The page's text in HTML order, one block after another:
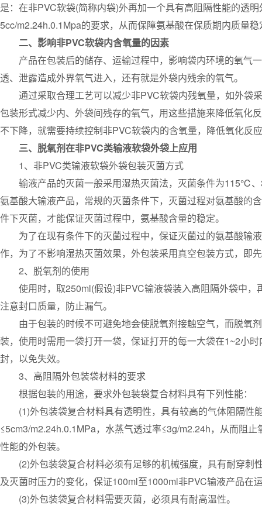
是：在非PVC软袋(简称内袋)外再加一个具有高阻隔性能的透
5cc/m2.24h.0.1Mpa的要求，从而保障氨基酸在保质期内质量稳
二、影响非PVC软袋内含氧量的因素
产品在包装后的储存、运输过程中，影响袋内环境的氧气
透、泄露造成外界氧气进入，还有就是外袋内残余的氧气。
通过采取合理工艺可以减少非PVC软袋内残氧量，如外袋
包装形式减少内、外袋间残存的氧气，用这些措施来降低氧化
不下降，就需要持续控制非PVC软袋内的含氧量，降低氧化反
三、脱氧剂在非PVC类输液软袋外袋上应用
1、非PVC类输液软袋外袋包装灭菌方式
输液产品的灭菌一般采用湿热灭菌法，灭菌条件为115℃
氨基酸大输液产品，常规的灭菌条件下，灭菌过程对氨基酸的
件下灭菌，才能保证灭菌过程中，氨基酸含量的稳定。
为了在现有条件下的灭菌过程中，保证灭菌过的氨基酸输
作，为了不影响湿热灭菌效果，外包装采用真空包装方式，即
2、脱氧剂的使用
使用时，取250ml(假设)非PVC输液袋装入高阻隔外袋中，
注意封口质量，防止漏气。
由于包装的时候不可避免地会使脱氧剂接触空气，而脱氧
装，使用时需用一袋打开一袋，保证打开的每一大袋在1~2小
封，以免失效。
3、高阻隔外包装袋材料的要求
根据包装的用途，要求外包装袋复合材料具有下列性能：
(1)外包装袋复合材料具有透明性，具有较高的气体阻隔性
≤5cm3/m2.24h.0.1MPa，水蒸气透过率≤3g/m2.24h，从而阻
性能的外包装。
(2)外包装袋复合材料必须有足够的机械强度，具有耐穿刺
及灭菌时压力的变化，保证100ml至1000ml非PVC输液产品在
(3)外包装袋复合材料需要灭菌，必须具有耐高温性。